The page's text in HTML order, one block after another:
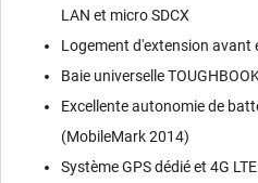
LAN et micro SDCX
Logement d'extension avant
Baie universelle
Excellente autonomie de
(MobileMark 2014)
Système GPS dédié et 4G